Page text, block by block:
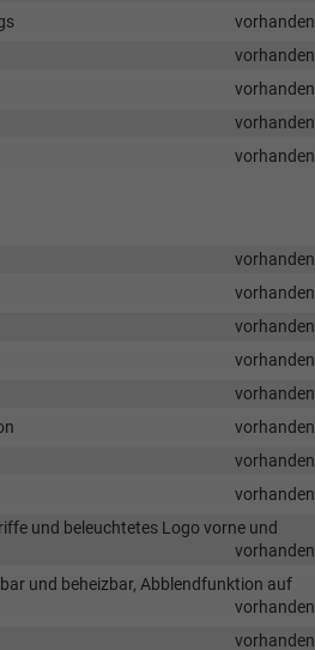
vorhanden
vorhanden
vorhanden
vorhanden
vorhanden
vorhanden
vorhanden
vorhanden
vorhanden
vorhanden
vorhanden
vorhanden
vorhanden
und beleuchtetes Logo vorne und
vorhanden
und beheizbar, Abblendfunktion auf
vorhanden
vorhanden